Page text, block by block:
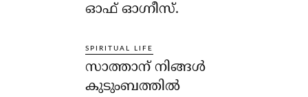
ഓഫ് ഓഗ്നീസ്.
SPIRITUAL LIFE
സാത്താന് നിങ്ങള്‍
കുടുംബത്തില്‍